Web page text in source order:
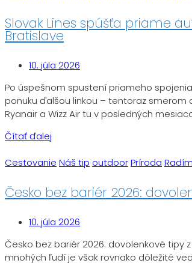
Slovak Lines spúšťa priame
Bratislave
10. júla 2026
Po úspešnom spustení priameho
ponuku ďalšou linkou – tentoraz smerom
Ryanair a Wizz Air tu v posledných
Čítať ďalej
Cestovanie Náš tip outdoorPríroda
Česko bez bariér 2026:
10. júla 2026
Česko bez bariér 2026: dovolenkové tipy
mnohých ľudí je však rovnako dôležité